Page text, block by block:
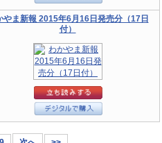
やま新報 2015年6月16日発売分（17日
付）